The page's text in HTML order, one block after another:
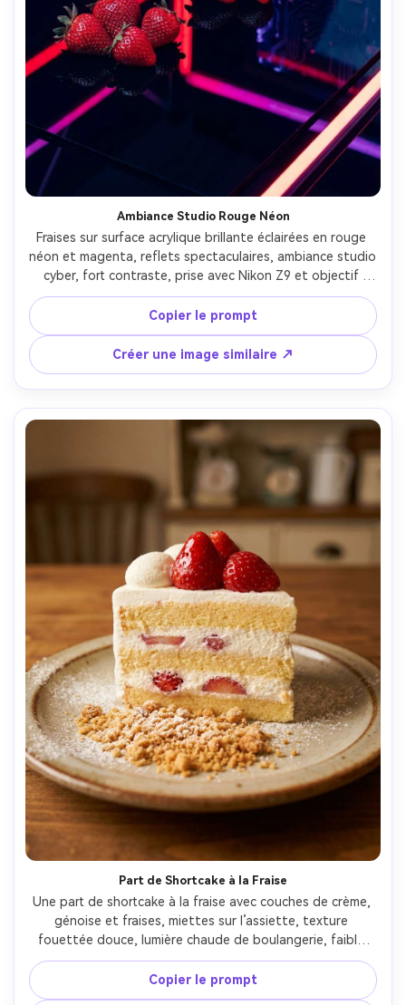
Ambiance Studio Rouge Néon
Fraises sur surface acrylique brillante éclairées en rouge
néon et magenta, reflets spectaculaires, ambiance studio
cyber, fort contraste, prise avec Nikon Z9 et objectif
50mm, f/2, reflets nets et ombres profondes, couleurs
éditoriales modernes, photo produit créatif haut de
gamme --ar 4:5
Copier le prompt
Créer une image similaire ↗
Part de Shortcake à la Fraise
Une part de shortcake à la fraise avec couches de crème,
génoise et fraises, miettes sur l’assiette, texture
fouettée douce, lumière chaude de boulangerie, faible
profondeur de champ, prise avec Canon EOS R5 et 85mm
f/1.8, détails photoréalistes du glaçage, étalonnage
appétissant --ar 4:5
Copier le prompt